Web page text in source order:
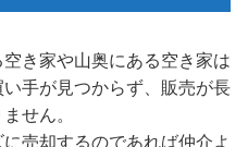
き家や山奥にある空き家は
手が見つからず、販売が長
せん。
売却するのであれば仲介よ